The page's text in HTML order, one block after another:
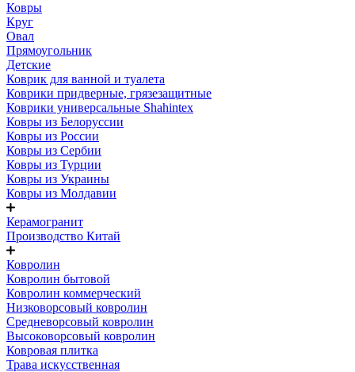
Ковры
Круг
Овал
Прямоугольник
Детские
Коврик для ванной и туалета
Коврики придверные, грязезащитные
Коврики универсальные Shahintex
Ковры из Белоруссии
Ковры из России
Ковры из Сербии
Ковры из Турции
Ковры из Украины
Ковры из Молдавии
Керамогранит
Производство Китай
Ковролин
Ковролин бытовой
Ковролин коммерческий
Низковорсовый ковролин
Средневорсовый ковролин
Высоковорсовый ковролин
Ковровая плитка
Трава искусственная